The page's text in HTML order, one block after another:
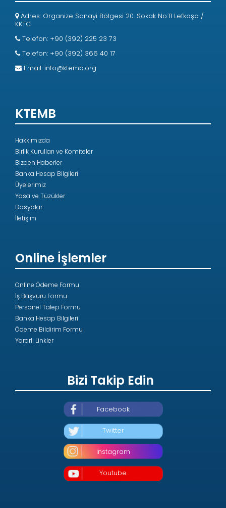
Adres: Organize Sanayi Bölgesi 20. Sokak No:11 Lefkoşa /
KKTC
Telefon: +90 (392) 225 23 73
Telefon: +90 (392) 366 40 17
Email: info@ktemb.org
KTEMB
Hakkımızda
Birlik Kurulları ve Komiteler
Bizden Haberler
Banka Hesap Bilgileri
Üyelerimiz
Yasa ve Tüzükler
Dosyalar
İletişim
Online İşlemler
Online Ödeme Formu
İş Başvuru Formu
Personel Talep Formu
Banka Hesap Bilgileri
Ödeme Bildirim Formu
Yararlı Linkler
Bizi Takip Edin
Facebook
Twitter
Instagram
Youtube